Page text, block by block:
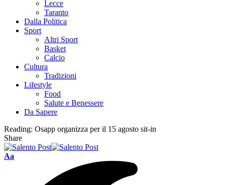
Lecce
Taranto
Dalla Politica
Sport
Altri Sport
Basket
Calcio
Cultura
Tradizioni
Lifestyle
Food
Salute e Benessere
Da Sapere
Reading: Osapp organizza per il 15 agosto sit-in
Share
Aa